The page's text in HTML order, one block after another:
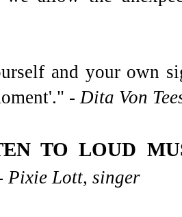
and your own
- Dita Von
TO LOUD
Pixie Lott, singer